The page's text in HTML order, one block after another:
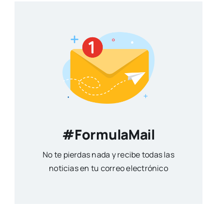
#FormulaMail
No te pierdas nada y recibe todas las
noticias en tu correo electrónico